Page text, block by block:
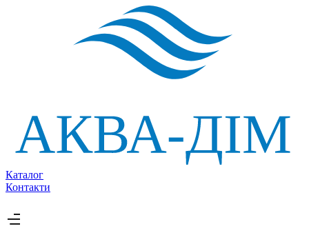
Каталог
Контакти